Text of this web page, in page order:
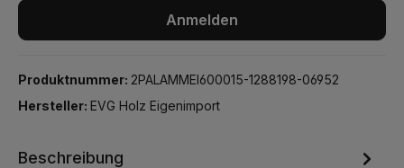
Anmelden
Produktnummer: 2PALAMMEI600015-1288198-06952
Hersteller: EVG Holz Eigenimport
Beschreibung